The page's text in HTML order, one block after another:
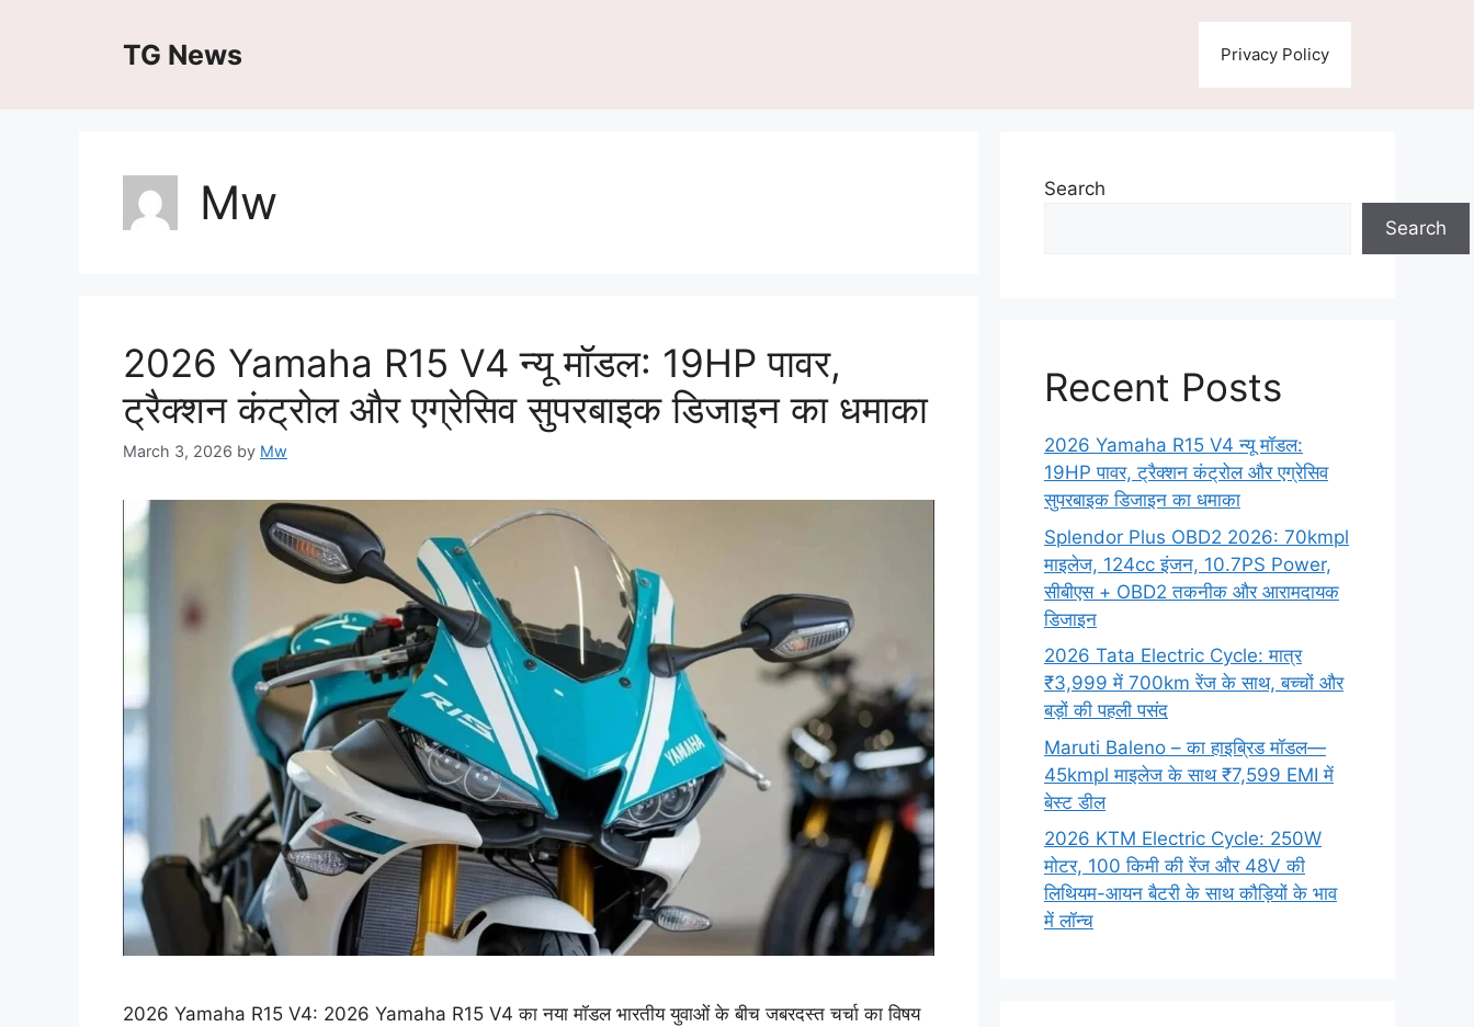
TG News Privacy Policy
Mw
2026 Yamaha R15 V4 न्यू मॉडल: 19HP पावर,
ट्रैक्शन कंट्रोल और एग्रेसिव सुपरबाइक डिजाइन का धमाका
March 3, 2026 by Mw
2026 Yamaha R15 V4: 2026 Yamaha R15 V4 का नया मॉडल भारतीय युवाओं के बीच जबरदस्त चर्चा का विषय
Search
Search
Recent Posts
2026 Yamaha R15 V4 न्यू मॉडल:
19HP पावर, ट्रैक्शन कंट्रोल और एग्रेसिव
सुपरबाइक डिजाइन का धमाका
Splendor Plus OBD2 2026: 70kmpl
माइलेज, 124cc इंजन, 10.7PS Power,
सीबीएस + OBD2 तकनीक और आरामदायक
डिजाइन
2026 Tata Electric Cycle: मात्र
₹3,999 में 700km रेंज के साथ, बच्चों और
बड़ों की पहली पसंद
Maruti Baleno – का हाइब्रिड मॉडल—
45kmpl माइलेज के साथ ₹7,599 EMI में
बेस्ट डील
2026 KTM Electric Cycle: 250W
मोटर, 100 किमी की रेंज और 48V की
लिथियम-आयन बैटरी के साथ कौड़ियों के भाव
में लॉन्च